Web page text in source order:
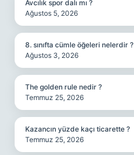
Avcılık spor dalı mı ?
Ağustos 5, 2026
8. sınıfta cümle öğeleri nelerdir ?
Ağustos 3, 2026
The golden rule nedir ?
Temmuz 25, 2026
Kazancın yüzde kaçı ticarette ?
Temmuz 25, 2026